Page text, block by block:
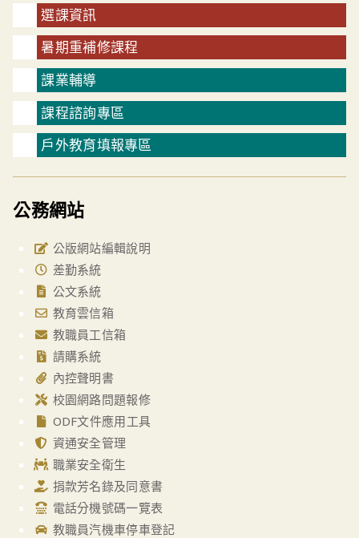
選課資訊
暑期重補修課程
課業輔導
課程諮詢專區
戶外教育填報專區
公務網站
公版網站編輯說明
差勤系統
公文系統
教育雲信箱
教職員工信箱
請購系統
內控聲明書
校園網路問題報修
ODF文件應用工具
資通安全管理
職業安全衛生
捐款芳名錄及同意書
電話分機號碼一覽表
教職員汽機車停車登記